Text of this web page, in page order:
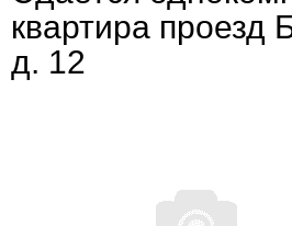
квартира проезд
д. 12